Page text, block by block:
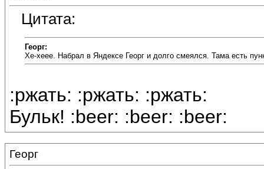
Цитата:
Георг:
Хе-хеее. Набрал в Яндексе Георг и долго смеялся. Тама есть
:ржать: :ржать: :ржать:
Бульк! :beer: :beer: :beer:
Георг